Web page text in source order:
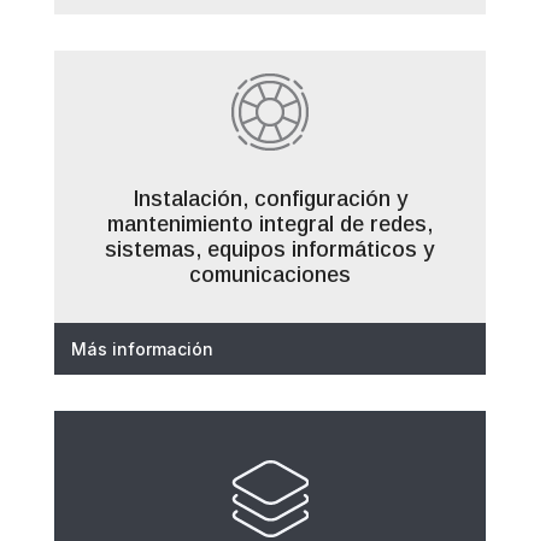
Instalación, configuración y
mantenimiento integral de redes,
sistemas, equipos informáticos y
comunicaciones
Más información